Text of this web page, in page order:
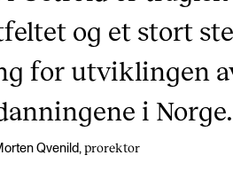
og et stort
for utviklingen
i Norge.
Qvenild, prorektor